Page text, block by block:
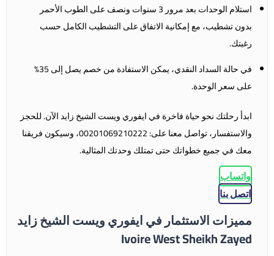
استلام الوحدات بعد مرور 3 سنوات ونصف على الطوب الأحمر
بدون تشطيب، مع إمكانية الاتفاق على التشطيب الكامل حسب
رغبتك.
في حالة السداد النقدي، يمكن الاستفادة من خصم يصل إلى 35%
على سعر الوحدة.
ابدأ رحلتك نحو حياة فاخرة فيايفوري ويست الشيخ زايدالآن. للحجز
والاستفسار، تواصل معنا على: 00201069210222، وسيكون فريقنا
معك في جميع خطواتك حتى تمتلك وحدتك المثالية.
واتساب
اتصل بنا
مميزات الاستثمار في ايفوري ويست الشيخ زايد
Ivoire West Sheikh Zayed